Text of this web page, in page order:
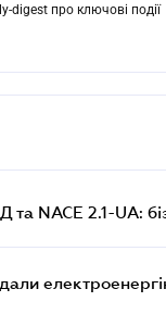
digest про ключові події
та NACE 2.1-UA: